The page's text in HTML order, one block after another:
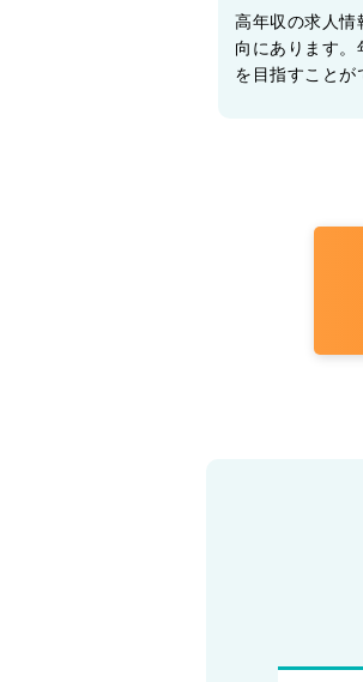
高年収の求人情
向にあります。
を目指すことが